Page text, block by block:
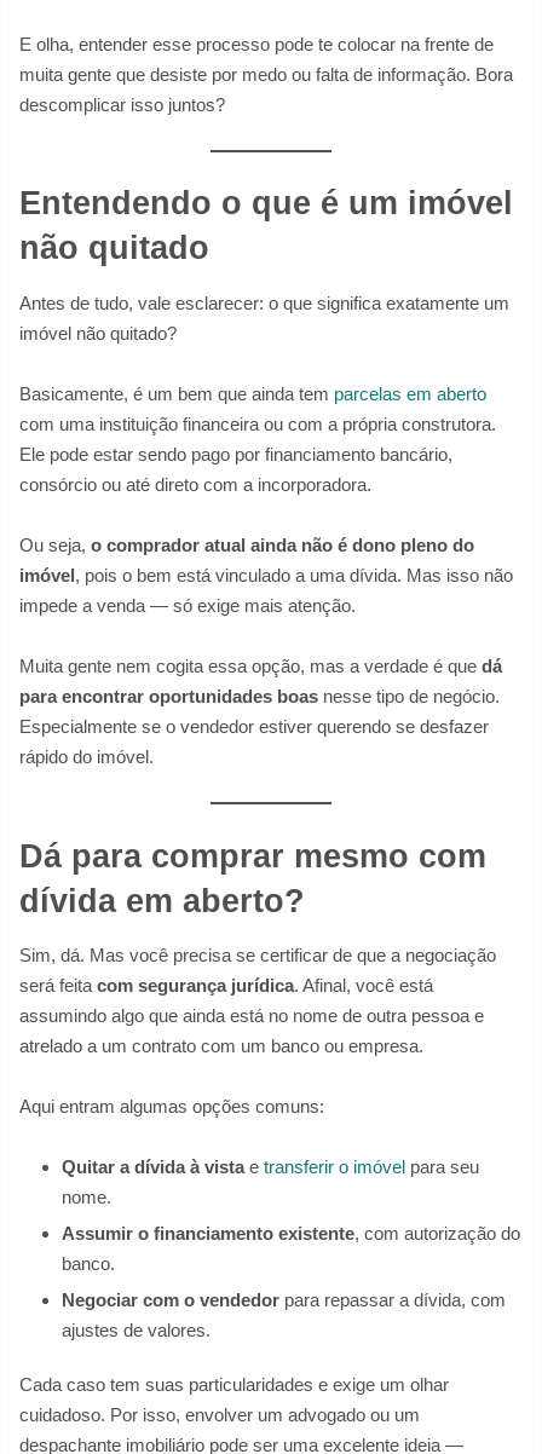
E olha, entender esse processo pode te colocar na frente de
muita gente que desiste por medo ou falta de informação. Bora
descomplicar isso juntos?
Entendendo o que é um imóvel
não quitado
Antes de tudo, vale esclarecer: o que significa exatamente um
imóvel não quitado?
Basicamente, é um bem que ainda tem parcelas em aberto
com uma instituição financeira ou com a própria construtora.
Ele pode estar sendo pago por financiamento bancário,
consórcio ou até direto com a incorporadora.
Ou seja, o comprador atual ainda não é dono pleno do
imóvel, pois o bem está vinculado a uma dívida. Mas isso não
impede a venda — só exige mais atenção.
Muita gente nem cogita essa opção, mas a verdade é que dá
para encontrar oportunidades boas nesse tipo de negócio.
Especialmente se o vendedor estiver querendo se desfazer
rápido do imóvel.
Dá para comprar mesmo com
dívida em aberto?
Sim, dá. Mas você precisa se certificar de que a negociação
será feita com segurança jurídica. Afinal, você está
assumindo algo que ainda está no nome de outra pessoa e
atrelado a um contrato com um banco ou empresa.
Aqui entram algumas opções comuns:
Quitar a dívida à vistae transferir o imóvel para seu
nome.
Assumir o financiamento existente, com autorização do
banco.
Negociar com o vendedor para repassar a dívida, com
ajustes de valores.
Cada caso tem suas particularidades e exige um olhar
cuidadoso. Por isso, envolver um advogado ou um
despachante imobiliário pode ser uma excelente ideia —